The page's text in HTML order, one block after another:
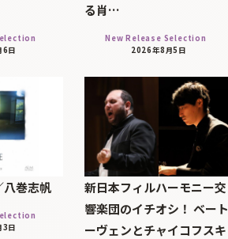
6日
る肖…
New Release Selection
2026年8月5日
八巻志帆
3日
新日本フィルハーモニー交
響楽団のイチオシ！ ベート
ーヴェンとチャイコフスキ